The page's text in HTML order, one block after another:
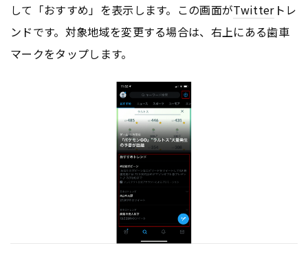
して「おすすめ」を表示します。この画面がTwitterトレ
ンドです。対象地域を変更する場合は、右上にある歯車
マークをタップします。